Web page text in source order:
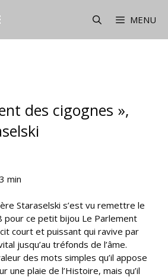
MENU
des cigognes »,
3 min
Staraselski s’est vu remettre le
pour ce petit bijou Le Parlement
court et puissant qui ravive par
jusqu’au tréfonds de l’âme.
des mots simples qu’il appose
une plaie de l’Histoire, mais qu’il